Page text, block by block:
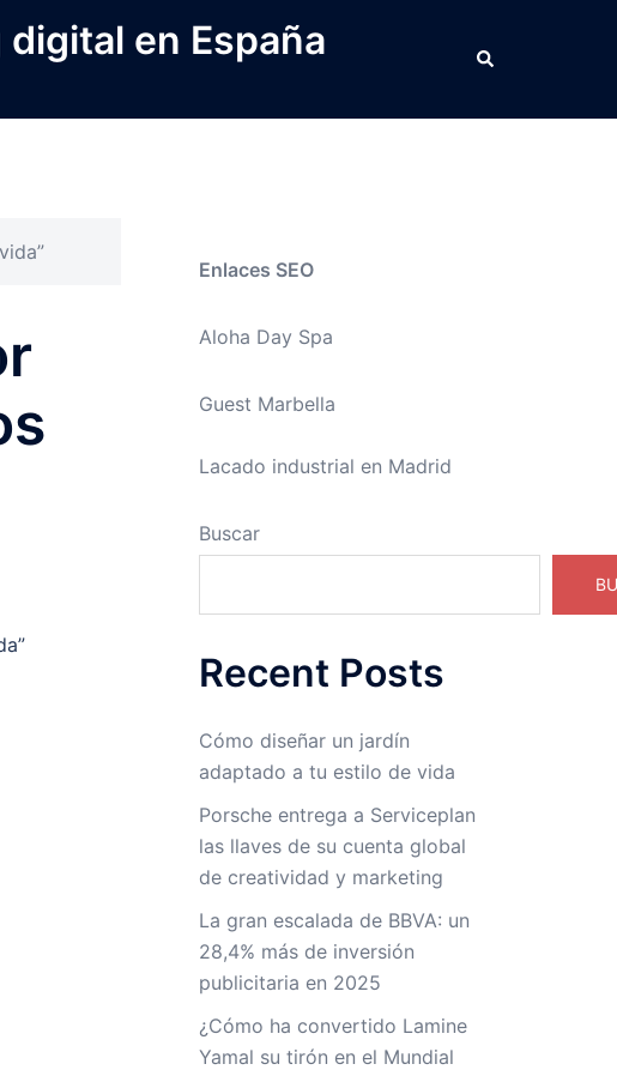
en España Buscar
Enlaces SEO
Aloha Day Spa
Guest Marbella
Lacado industrial en Madrid
Buscar
Recent Posts
Cómo diseñar un jardín
adaptado a tu estilo de vida
Porsche entrega a Serviceplan
las llaves de su cuenta global
de creatividad y marketing
La gran escalada de BBVA: un
28,4% más de inversión
publicitaria en 2025
¿Cómo ha convertido Lamine
Yamal su tirón en el Mundial